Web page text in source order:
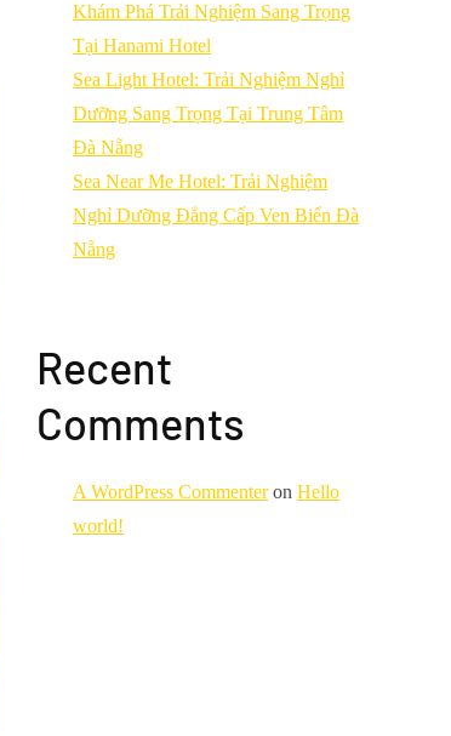
Khám Phá Trải Nghiệm Sang Trọng
Tại Hanami Hotel
Sea Light Hotel: Trải Nghiệm Nghỉ
Dưỡng Sang Trọng Tại Trung Tâm
Đà Nẵng
Sea Near Me Hotel: Trải Nghiệm
Nghỉ Dưỡng Đẳng Cấp Ven Biển Đà
Nẵng
Recent
Comments
A WordPress Commenteron Hello
world!